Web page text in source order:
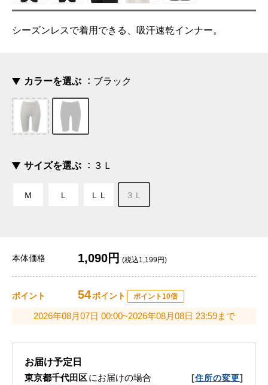
シーズンレスで着用できる、吸汗速乾インナー。
カラーを選ぶ ブラック
サイズを選ぶ ３Ｌ
Ｍ Ｌ ＬＬ ３Ｌ
本体価格 1,090円 (税込1,199円)
ポイント 54ポイント ポイント10倍
2026年08月07日 00:00~2026年08月08日 23:59まで
お届け予定日
東京都千代田区にお届けの場合 [住所の変更]